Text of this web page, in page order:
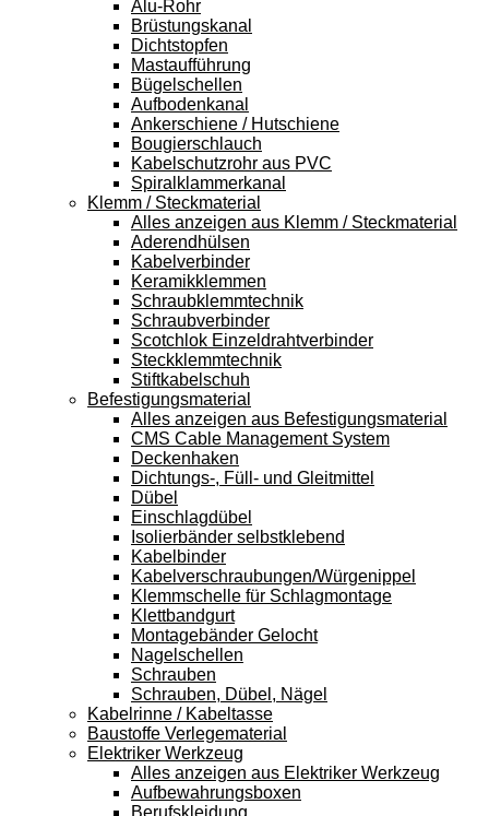
Alu-Rohr
Brüstungskanal
Dichtstopfen
Mastaufführung
Bügelschellen
Aufbodenkanal
Ankerschiene / Hutschiene
Bougierschlauch
Kabelschutzrohr aus PVC
Spiralklammerkanal
Klemm / Steckmaterial
Alles anzeigen aus Klemm / Steckmaterial
Aderendhülsen
Kabelverbinder
Keramikklemmen
Schraubklemmtechnik
Schraubverbinder
Scotchlok Einzeldrahtverbinder
Steckklemmtechnik
Stiftkabelschuh
Befestigungsmaterial
Alles anzeigen aus Befestigungsmaterial
CMS Cable Management System
Deckenhaken
Dichtungs-, Füll- und Gleitmittel
Dübel
Einschlagdübel
Isolierbänder selbstklebend
Kabelbinder
Kabelverschraubungen/Würgenippel
Klemmschelle für Schlagmontage
Klettbandgurt
Montagebänder Gelocht
Nagelschellen
Schrauben
Schrauben, Dübel, Nägel
Kabelrinne / Kabeltasse
Baustoffe Verlegematerial
Elektriker Werkzeug
Alles anzeigen aus Elektriker Werkzeug
Aufbewahrungsboxen
Berufskleidung